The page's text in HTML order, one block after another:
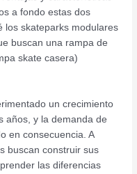
a fondo estas dos
los skateparks modulares
buscan una rampa de
skate casera)
un crecimiento
años, y la demanda de
en consecuencia. A
buscan construir sus
las diferencias